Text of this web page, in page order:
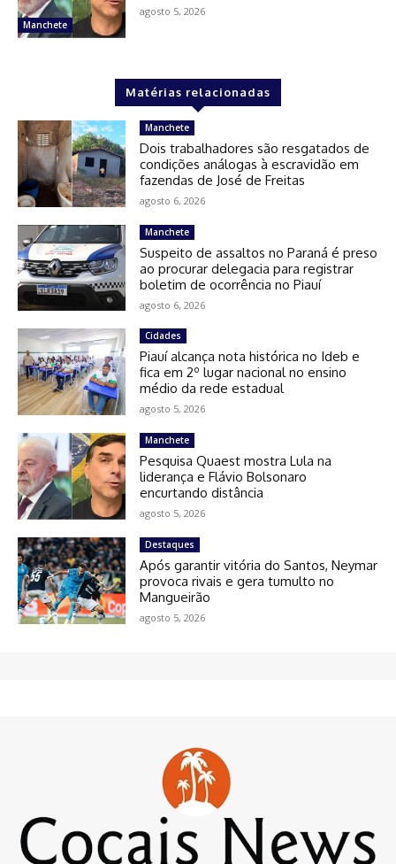
Manchete
agosto 5, 2026
Matérias relacionadas
Manchete
Dois trabalhadores são resgatados de
condições análogas à escravidão em
fazendas de José de Freitas
agosto 6, 2026
Manchete
Suspeito de assaltos no Paraná é preso
ao procurar delegacia para registrar
boletim de ocorrência no Piauí
agosto 6, 2026
Cidades
Piauí alcança nota histórica no Ideb e
fica em 2º lugar nacional no ensino
médio da rede estadual
agosto 5, 2026
Manchete
Pesquisa Quaest mostra Lula na
liderança e Flávio Bolsonaro
encurtando distância
agosto 5, 2026
Destaques
Após garantir vitória do Santos, Neymar
provoca rivais e gera tumulto no
Mangueirão
agosto 5, 2026